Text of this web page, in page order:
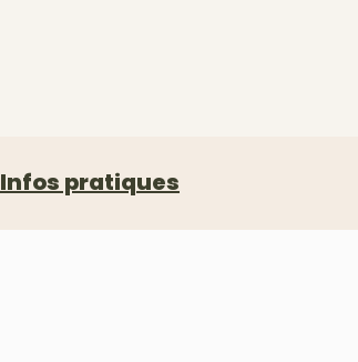
Infos pratiques